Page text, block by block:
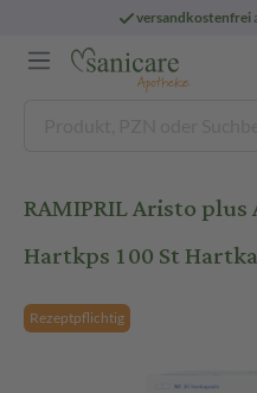
versandkostenfrei
RAMIPRIL Aristo
Hartkps 100 St
Rezeptpflichtig